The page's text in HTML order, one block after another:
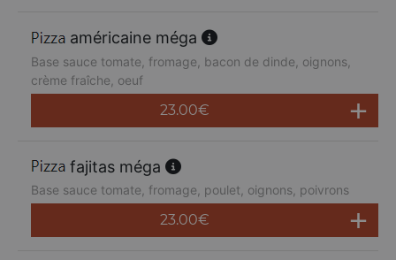
américaine méga
Base sauce tomate, fromage, bacon de dinde, oignons,
crème fraîche, oeuf
23.00€
fajitas méga
Base sauce tomate, fromage, poulet, oignons, poivrons
23.00€